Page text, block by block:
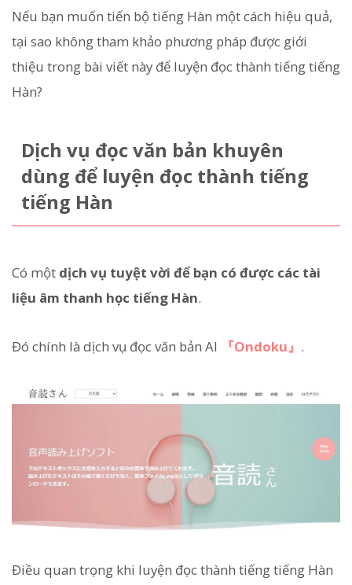
Nếu bạn muốn tiến bộ tiếng Hàn một cách hiệu quả,
tại sao không tham khảo phương pháp được giới
thiệu trong bài viết này để luyện đọc thành tiếng tiếng
Hàn?
Dịch vụ đọc văn bản khuyên
dùng để luyện đọc thành tiếng
tiếng Hàn
Có một dịch vụ tuyệt vời để bạn có được các tài
liệu âm thanh học tiếng Hàn.
Đó chính là dịch vụ đọc văn bản AI 『Ondoku』 .
Điều quan trọng khi luyện đọc thành tiếng tiếng Hàn